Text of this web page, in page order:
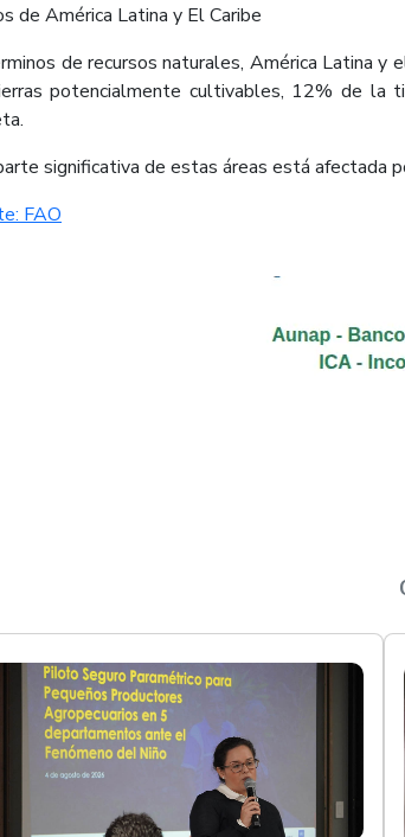
de América Latina y El Caribe
de recursos naturales, América Latina y
potencialmente cultivables, 12% de la
significativa de estas áreas está afectada
FAO